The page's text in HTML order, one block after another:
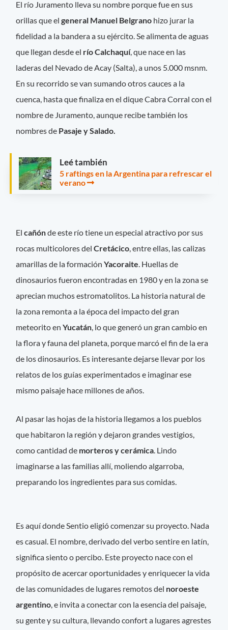
El río Juramento lleva su nombre porque fue en sus
orillas que el general Manuel Belgrano hizo jurar la
fidelidad a la bandera a su ejército. Se alimenta de aguas
que llegan desde el río Calchaquí, que nace en las
laderas del Nevado de Acay (Salta), a unos 5.000 msnm.
En su recorrido se van sumando otros cauces a la
cuenca, hasta que finaliza en el dique Cabra Corral con el
nombre de Juramento, aunque recibe también los
nombres de Pasaje y Salado.
Leé también
5 raftings en la Argentina para refrescar el
verano
Elcañónde este río tiene un especial atractivo por sus
rocas multicolores delCretácico, entre ellas, las calizas
amarillas de la formaciónYacoraite. Huellas de
dinosaurios fueron encontradas en 1980 y en la zona se
aprecian muchos estromatolitos. La historia natural de
la zona remonta a la época del impacto del gran
meteorito enYucatán, lo que generó un gran cambio en
la flora y fauna del planeta, porque marcó el fin de la era
de los dinosaurios. Es interesante dejarse llevar por los
relatos de los guías experimentados e imaginar ese
mismo paisaje hace millones de años.
Al pasar las hojas de la historia llegamos a los pueblos
que habitaron la región y dejaron grandes vestigios,
como cantidad de morteros y cerámica . Lindo
imaginarse a las familias allí, moliendo algarroba,
preparando los ingredientes para sus comidas.
Es aquí donde Sentio eligió comenzar su proyecto. Nada
es casual. El nombre, derivado del verbo sentire en latín,
significa siento o percibo. Este proyecto nace con el
propósito de acercar oportunidades y enriquecer la vida
de las comunidades de lugares remotos del noroeste
argentino , e invita a conectar con la esencia del paisaje,
su gente y su cultura, llevando confort a lugares agrestes